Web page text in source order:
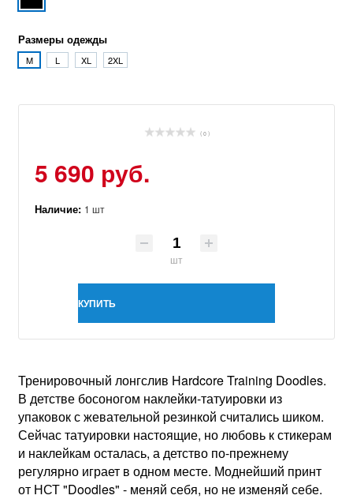
Размеры одежды
M L XL 2XL
( 0 )
5 690 руб.
Наличие: 1 шт
шт
КУПИТЬ
Тренировочный лонгслив Hardcore Training Doodles.
В детстве босоногом наклейки-татуировки из
упаковок с жевательной резинкой считались шиком.
Сейчас татуировки настоящие, но любовь к стикерам
и наклейкам осталась, а детство по-прежнему
регулярно играет в одном месте. Моднейший принт
от НСТ "Doodles" - меняй себя, но не изменяй себе.